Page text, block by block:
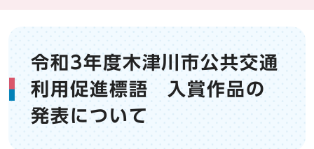
令和3年度木津川市公共交通
利用促進標語 入賞作品の
発表について